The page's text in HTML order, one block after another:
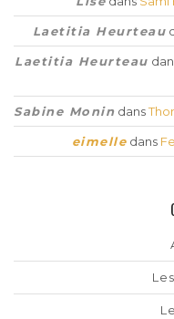
Laetitia Heurteau
Laetitia Heurteau
Sabine Monin dans
eimelle dans